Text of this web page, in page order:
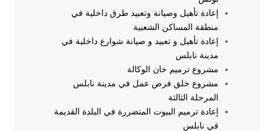
إعادة تأهيل وصيانة وتعبيد طرق داخلية في
منطقة المساكن الشعبية
إعادة تأهيل و تعبيد و صيانة شوارع داخلية في
مدينة نابلس
مشروع ترميم خان الوكالة
مشروع خلق فرص عمل في مدينة نابلس
المرحلة الثالثة
إعادة ترميم البيوت المتضررة في البلدة القديمة
في نابلس